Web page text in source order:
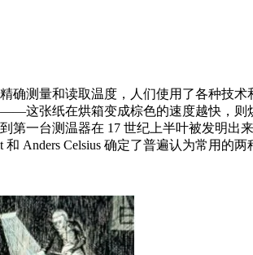
测量和读取温度，人们使用了各种技
这张纸在烘箱变成棕色的速度越快，
一台测温器在 17 世纪上半叶被发明出
Anders Celsius 确定了普遍认为常用的两